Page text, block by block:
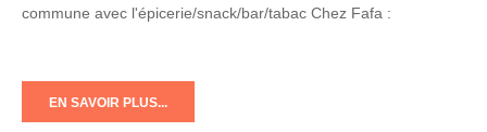
commune avec l'épicerie/snack/bar/tabac Chez Fafa :
EN SAVOIR PLUS...